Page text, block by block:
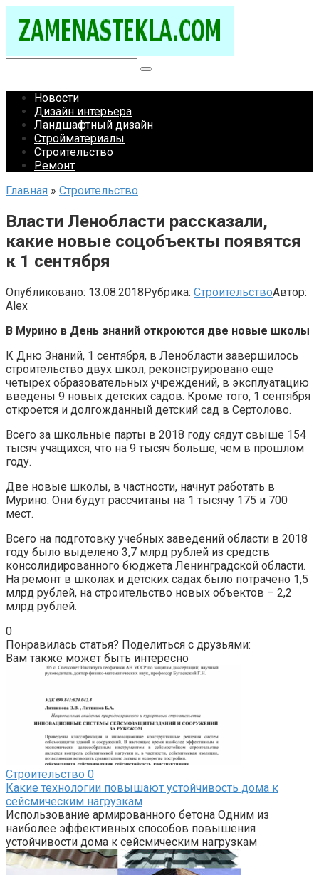
контенту
Новости
Дизайн интерьера
Ландшафтный дизайн
Стройматериалы
Строительство
Ремонт
Главная » Строительство
Власти Ленобласти рассказали,
какие новые соцобъекты появятся
к 1 сентября
Опубликовано: 13.08.2018Рубрика: СтроительствоАвтор:
Alex
В Мурино в День знаний откроются две новые школы
К Дню Знаний, 1 сентября, в Ленобласти завершилось
строительство двух школ, реконструировано еще
четырех образовательных учреждений, в эксплуатацию
введены 9 новых детских садов. Кроме того, 1 сентября
откроется и долгожданный детский сад в Сертолово.
Всего за школьные парты в 2018 году сядут свыше 154
тысяч учащихся, что на 9 тысяч больше, чем в прошлом
году.
Две новые школы, в частности, начнут работать в
Мурино. Они будут рассчитаны на 1 тысячу 175 и 700
мест.
Всего на подготовку учебных заведений области в 2018
году было выделено 3,7 млрд рублей из средств
консолидированного бюджета Ленинградской области.
На ремонт в школах и детских садах было потрачено 1,5
млрд рублей, на строительство новых объектов – 2,2
млрд рублей.
0
Понравилась статья? Поделиться с друзьями:
Вам также может быть интересно
Строительство 0
Какие технологии повышают устойчивость дома к
сейсмическим нагрузкам
Использование армированного бетона Одним из
наиболее эффективных способов повышения
устойчивости дома к сейсмическим нагрузкам